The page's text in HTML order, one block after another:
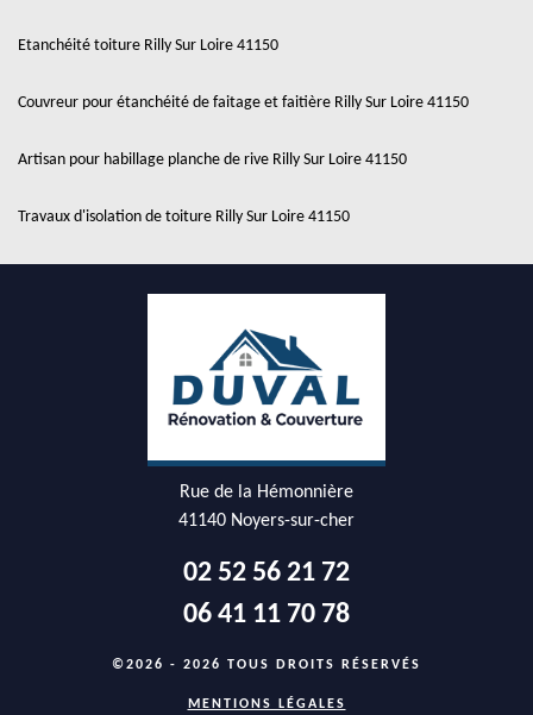
Etanchéité toiture Rilly Sur Loire 41150
Couvreur pour étanchéité de faitage et faitière Rilly Sur Loire 41150
Artisan pour habillage planche de rive Rilly Sur Loire 41150
Travaux d'isolation de toiture Rilly Sur Loire 41150
Rue de la Hémonnière
41140 Noyers-sur-cher
02 52 56 21 72
06 41 11 70 78
©2026 - 2026 TOUS DROITS RÉSERVÉS
MENTIONS LÉGALES